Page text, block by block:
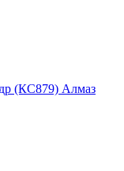
(КС879) Алмаз